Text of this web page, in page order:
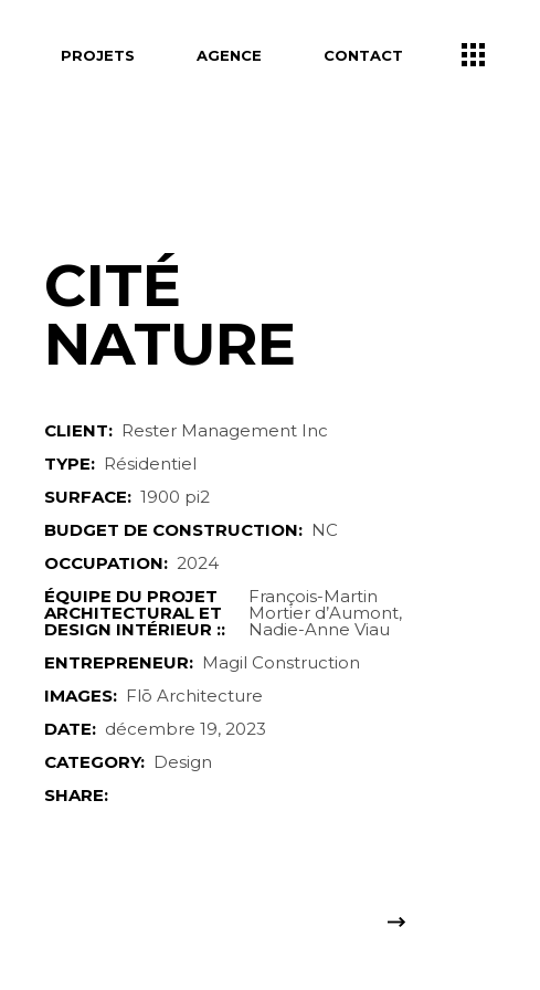
PROJETS AGENCE CONTACT
CITÉ
NATURE
CLIENT: Rester Management Inc
TYPE: Résidentiel
SURFACE: 1900 pi2
BUDGET DE CONSTRUCTION: NC
OCCUPATION: 2024
ÉQUIPE DU PROJET
ARCHITECTURAL ET
DESIGN INTÉRIEUR ::
François-Martin
Mortier d’Aumont,
Nadie-Anne Viau
ENTREPRENEUR: Magil Construction
IMAGES: Flō Architecture
DATE: décembre 19, 2023
CATEGORY: Design
SHARE: